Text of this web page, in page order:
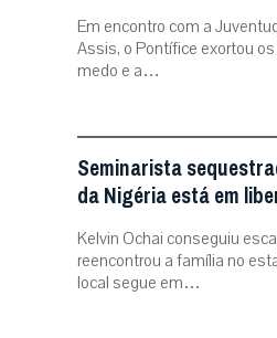
Em encontro com a
Assis, o Pontífice exortou
medo e a…
Seminarista
da Nigéria está em
Kelvin Ochai conseguiu
reencontrou a família no
local segue em…